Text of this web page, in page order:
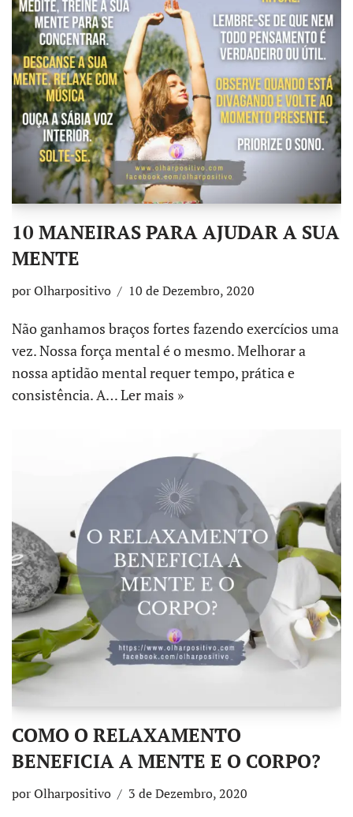
10 MANEIRAS PARA AJUDAR A SUA
MENTE
porOlharpositivo 10 de Dezembro, 2020
Não ganhamos braços fortes fazendo exercícios uma
vez. Nossa força mental é o mesmo. Melhorar a
nossa aptidão mental requer tempo, prática e
consistência. A…Ler mais »
COMO O RELAXAMENTO
BENEFICIA A MENTE E O CORPO?
porOlharpositivo 3 de Dezembro, 2020